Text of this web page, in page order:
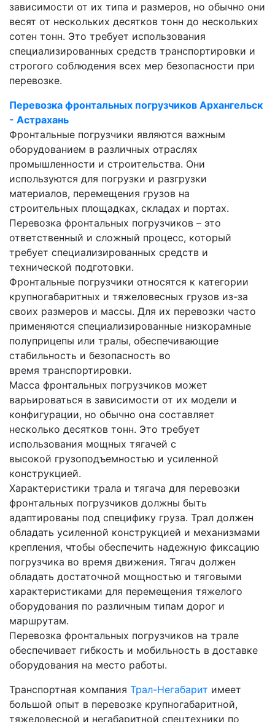
зависимости от их типа и размеров, но обычно они
весят от нескольких десятков тонн до нескольких
сотен тонн. Это требует использования
специализированных средств транспортировки и
строгого соблюдения всех мер безопасности при
перевозке.
Перевозка фронтальных погрузчиков Архангельск
- Астрахань
Фронтальные погрузчики являются важным
оборудованием в различных отраслях
промышленности и строительства. Они
используются для погрузки и разгрузки
материалов, перемещения грузов на
строительных площадках, складах и портах.
Перевозка фронтальных погрузчиков – это
ответственный и сложный процесс, который
требует специализированных средств и
технической подготовки.
Фронтальные погрузчики относятся к категории
крупногабаритных и тяжеловесных грузов из-за
своих размеров и массы. Для их перевозки часто
применяются специализированные низкорамные
полуприцепы или тралы, обеспечивающие
стабильность и безопасность во
время транспортировки.
Масса фронтальных погрузчиков может
варьироваться в зависимости от их модели и
конфигурации, но обычно она составляет
несколько десятков тонн. Это требует
использования мощных тягачей с
высокой грузоподъемностью и усиленной
конструкцией.
Характеристики трала и тягача для перевозки
фронтальных погрузчиков должны быть
адаптированы под специфику груза. Трал должен
обладать усиленной конструкцией и механизмами
крепления, чтобы обеспечить надежную фиксацию
погрузчика во время движения. Тягач должен
обладать достаточной мощностью и тяговыми
характеристиками для перемещения тяжелого
оборудования по различным типам дорог и
маршрутам.
Перевозка фронтальных погрузчиков на трале
обеспечивает гибкость и мобильность в доставке
оборудования на место работы.
Транспортная компания Трал-Негабарит имеет
большой опыт в перевозке крупногабаритной,
тяжеловесной и негабаритной спецтехники по